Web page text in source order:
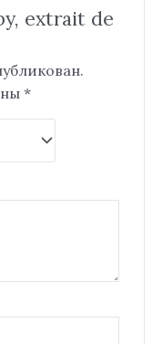
extrait de
*